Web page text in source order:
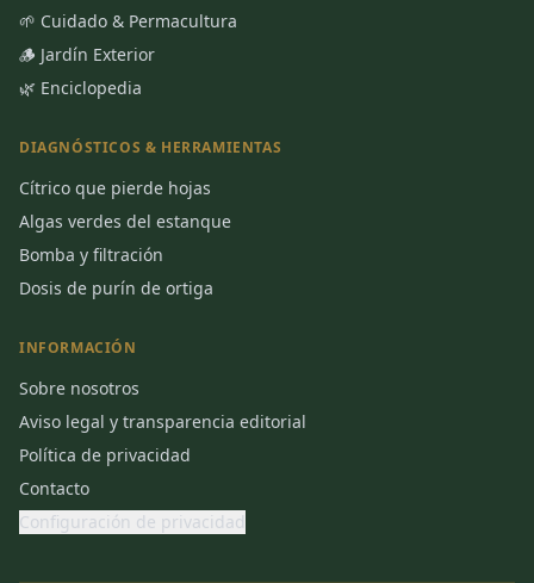
🌱 Cuidado & Permacultura
🪵 Jardín Exterior
🌿 Enciclopedia
DIAGNÓSTICOS & HERRAMIENTAS
Cítrico que pierde hojas
Algas verdes del estanque
Bomba y filtración
Dosis de purín de ortiga
INFORMACIÓN
Sobre nosotros
Aviso legal y transparencia editorial
Política de privacidad
Contacto
Configuración de privacidad